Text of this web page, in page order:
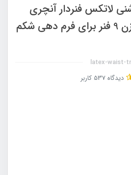
لاتکس فنردار آنچری
تاپی بند نازک ۶ قزن 9 فنر برای فرم دهی شکم
latex-waist-
دیدگاه 537 کاربر